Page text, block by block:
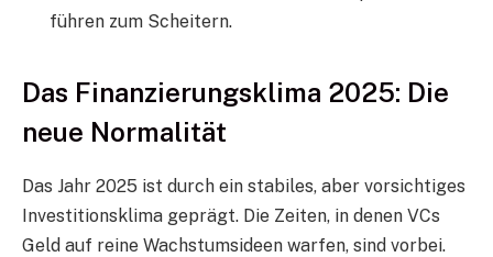
führen zum Scheitern.
Das Finanzierungsklima 2025: Die
neue Normalität
Das Jahr 2025 ist durch ein stabiles, aber vorsichtiges
Investitionsklima geprägt. Die Zeiten, in denen VCs
Geld auf reine Wachstumsideen warfen, sind vorbei.